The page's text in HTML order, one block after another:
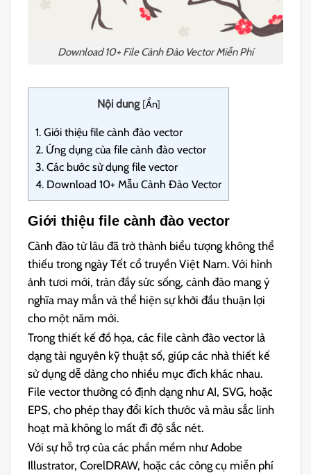
Download 10+ File Cành Đào Vector Miễn Phí
Nội dung [Ẩn]
1. Giới thiệu file cành đào vector
2. Ứng dụng của file cành đào vector
3. Các bước sử dụng file vector
4. Download 10+ Mẫu Cành Đào Vector
Giới thiệu file cành đào vector
Cành đào từ lâu đã trở thành biểu tượng không thể
thiếu trong ngày Tết cổ truyền Việt Nam. Với hình
ảnh tươi mới, tràn đầy sức sống, cành đào mang ý
nghĩa may mắn và thể hiện sự khởi đầu thuận lợi
cho một năm mới.
Trong thiết kế đồ họa, các file cành đào vector là
dạng tài nguyên kỹ thuật số, giúp các nhà thiết kế
sử dụng dễ dàng cho nhiều mục đích khác nhau.
File vector thường có định dạng như AI, SVG, hoặc
EPS, cho phép thay đổi kích thước và màu sắc linh
hoạt mà không lo mất đi độ sắc nét.
Với sự hỗ trợ của các phần mềm như Adobe
Illustrator, CorelDRAW, hoặc các công cụ miễn phí